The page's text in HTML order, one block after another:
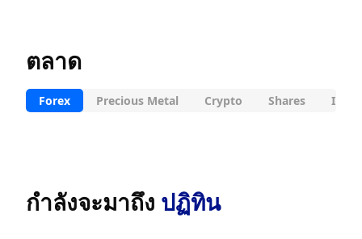
ตลาด
Forex Precious Metal Crypto Shares
กำลังจะมาถึง ปฏิทิน